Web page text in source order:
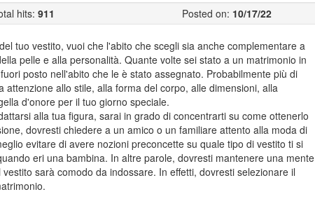
hits: 911 Posted on: 10/17/22
tuo vestito, vuoi che l'abito che scegli sia anche complementare a
pelle e alla personalità. Quante volte sei stato a un matrimonio in
posto nell'abito che le è stato assegnato. Probabilmente più di
allo stile, alla forma del corpo, alle dimensioni, alla
d'onore per il tuo giorno speciale.
alla tua figura, sarai in grado di concentrarti su come ottenerlo
dovresti chiedere a un amico o un familiare attento alla moda di
evitare di avere nozioni preconcette su quale tipo di vestito ti si
eri una bambina. In altre parole, dovresti mantenere una mente
sarà comodo da indossare. In effetti, dovresti selezionare il